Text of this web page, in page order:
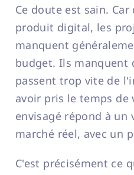
Ce doute est sain.
produit digital, les
manquent
budget. Ils manquent
passent trop vite de
avoir pris le temps
envisagé répond à un
marché réel, avec un
C'est précisément ce